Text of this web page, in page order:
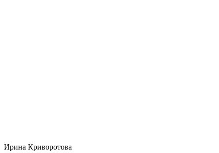
Ирина Криворотова